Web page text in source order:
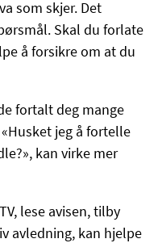
som skjer. Det
Skal du forlate
å forsikre om at du
fortalt deg mange
jeg å fortelle
kan virke mer
lese avisen, tilby
avledning, kan hjelpe